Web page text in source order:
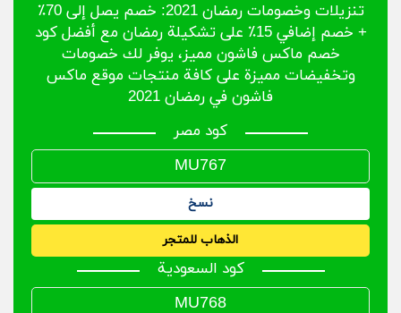
تنزيلات وخصومات رمضان 2021: خصم يصل إلى 70٪
+ خصم إضافي 15٪ على تشكيلة رمضان مع أفضل كود
خصم ماكس فاشون مميز، يوفر لك خصومات
وتخفيضات مميزة على كافة منتجات موقع ماكس
فاشون في رمضان 2021
كود مصر
نسخ
الذهاب للمتجر
كود السعودية